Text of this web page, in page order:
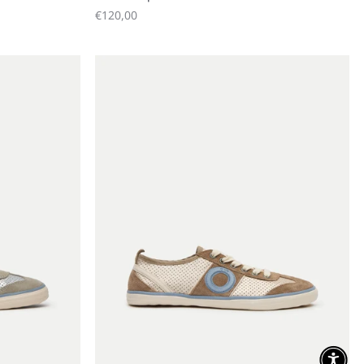
Sale price
€120,00